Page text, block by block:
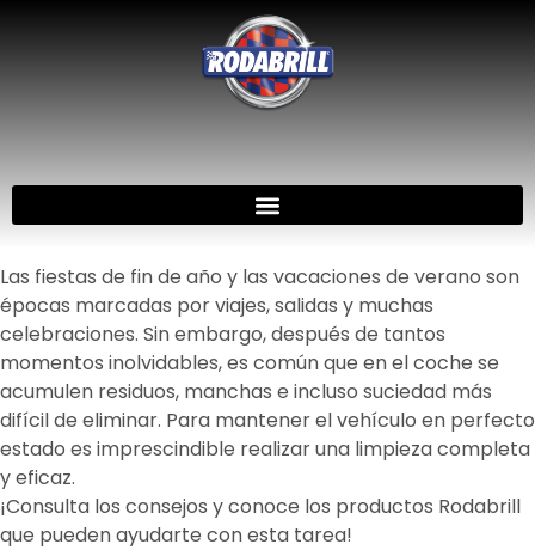
Las fiestas de fin de año y las vacaciones de verano son
épocas marcadas por viajes, salidas y muchas
celebraciones. Sin embargo, después de tantos
momentos inolvidables, es común que en el coche se
acumulen residuos, manchas e incluso suciedad más
difícil de eliminar. Para mantener el vehículo en perfecto
estado es imprescindible realizar una limpieza completa
y eficaz.
¡Consulta los consejos y conoce los productos Rodabrill
que pueden ayudarte con esta tarea!